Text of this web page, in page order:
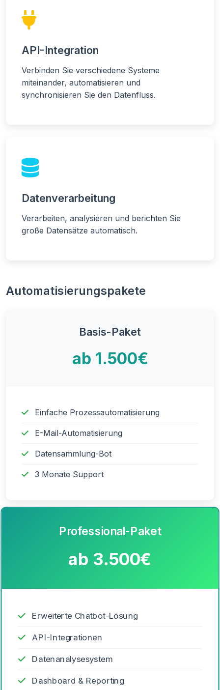
API-Integration
Verbinden Sie verschiedene Systeme
miteinander, automatisieren und
synchronisieren Sie den Datenfluss.
Datenverarbeitung
Verarbeiten, analysieren und berichten Sie
große Datensätze automatisch.
Automatisierungspakete
Basis-Paket
ab 1.500€
Einfache Prozessautomatisierung
E-Mail-Automatisierung
Datensammlung-Bot
3 Monate Support
Professional-Paket
ab 3.500€
Erweiterte Chatbot-Lösung
API-Integrationen
Datenanalysesystem
Dashboard & Reporting